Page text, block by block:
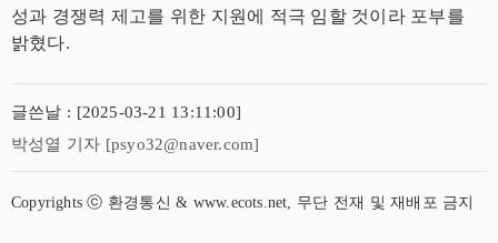
성과 경쟁력 제고를 위한 지원에 적극 임할 것이라 포부를
밝혔다.
글쓴날 : [2025-03-21 13:11:00]
박성열 기자 [psyo32@naver.com]
Copyrights ⓒ 환경통신 & www.ecots.net, 무단 전재 및 재배포 금지